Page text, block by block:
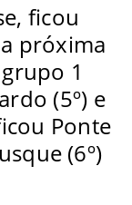
ficou
próxima
1
(5º) e
Ponte
(6º)